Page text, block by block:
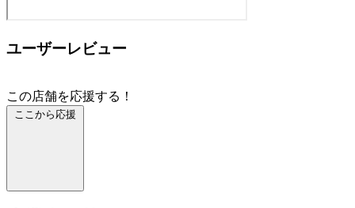
ユーザーレビュー
この店舗を応援する！
ここから応援